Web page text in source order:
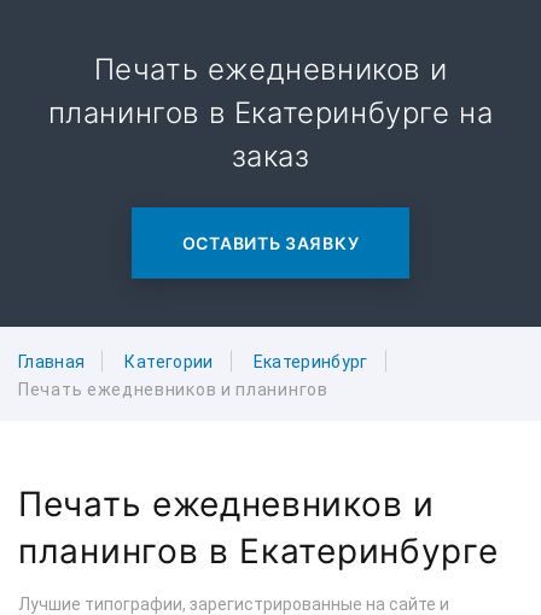
Печать ежедневников и
планингов в Екатеринбурге на
заказ
ОСТАВИТЬ ЗАЯВКУ
Главная Категории
Екатеринбург
Печать ежедневников и планингов
Печать ежедневников и
планингов в Екатеринбурге
Лучшие типографии, зарегистрированные на сайте и